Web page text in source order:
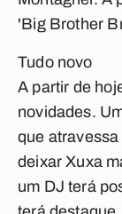
'Big Brother
Tudo novo
A partir de
novidades.
que
deixar Xuxa
um DJ terá